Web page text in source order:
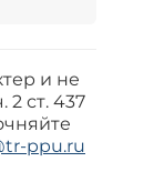
и не
ст. 437
ppu.ru